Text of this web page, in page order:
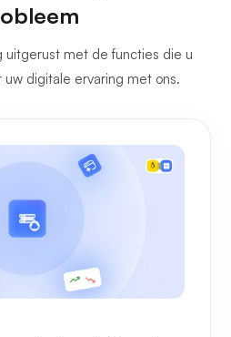
uitgerust met de functies die u
digitale ervaring met ons.